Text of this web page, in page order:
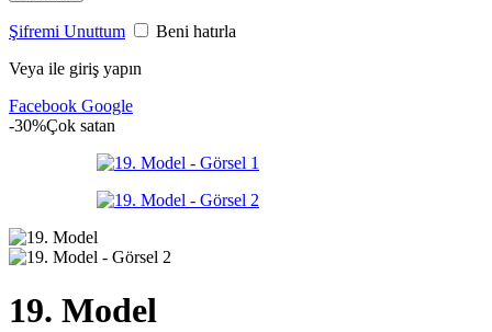
Şifremi Unuttum
Beni hatırla
Veya ile giriş yapın
Facebook Google
-30%Çok satan
19. Model